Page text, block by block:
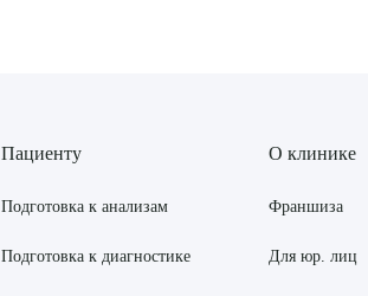
Пациенту
Подготовка к анализам
Подготовка к диагностике
О клинике
Франшиза
Для юр. лиц